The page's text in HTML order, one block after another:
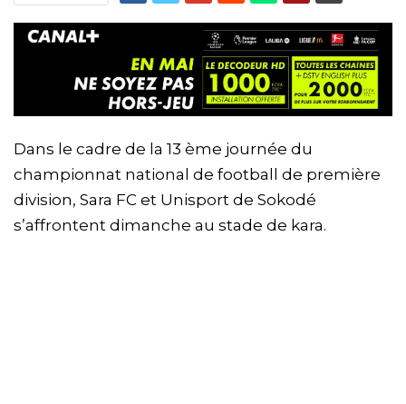
Dans le cadre de la 13 ème journée du
championnat national de football de première
division, Sara FC et Unisport de Sokodé
s’affrontent dimanche au stade de kara.